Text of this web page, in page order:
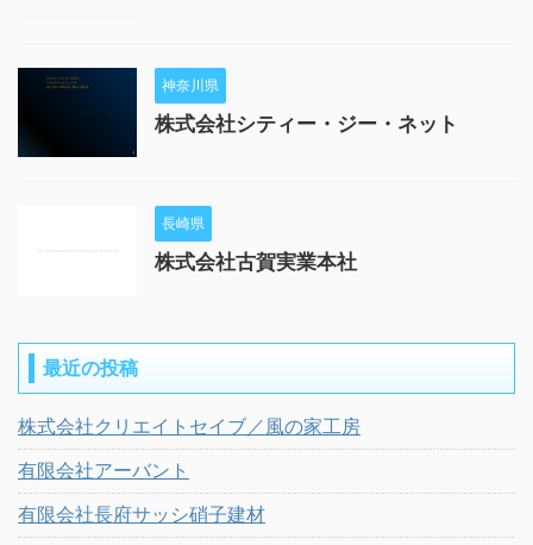
神奈川県
株式会社シティー・ジー・ネット
長崎県
株式会社古賀実業本社
最近の投稿
株式会社クリエイトセイブ／風の家工房
有限会社アーバント
有限会社長府サッシ硝子建材